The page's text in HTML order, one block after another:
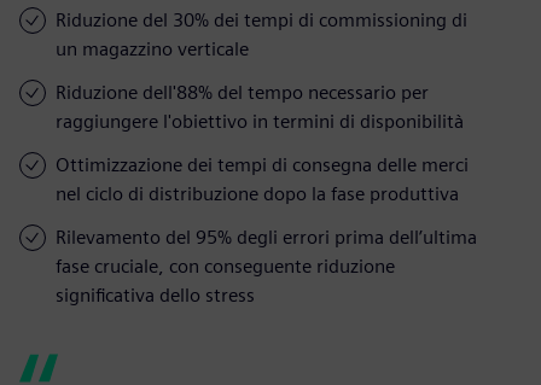
Riduzione del 30% dei tempi di commissioning di
un magazzino verticale
Riduzione dell'88% del tempo necessario per
raggiungere l'obiettivo in termini di disponibilità
Ottimizzazione dei tempi di consegna delle merci
nel ciclo di distribuzione dopo la fase produttiva
Rilevamento del 95% degli errori prima dell’ultima
fase cruciale, con conseguente riduzione
significativa dello stress